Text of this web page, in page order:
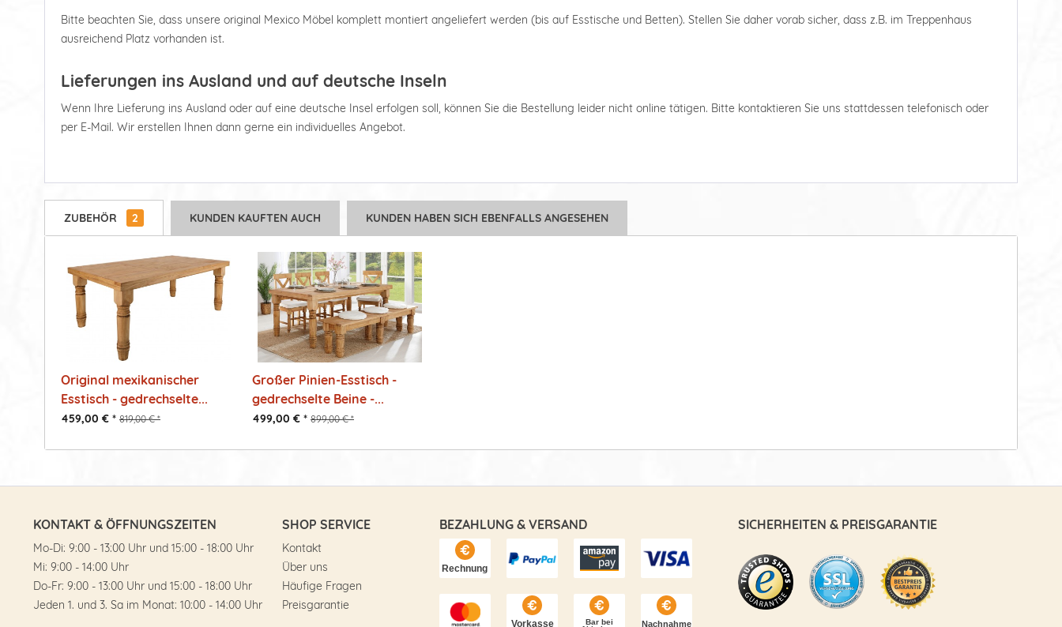
Bitte beachten Sie, dass unsere original Mexico Möbel komplett montiert angeliefert werden (bis auf Esstische und Betten). Stellen Sie daher vorab sicher, dass z.B. im Treppenhaus
ausreichend Platz vorhanden ist.
Lieferungen ins Ausland und auf deutsche Inseln
Wenn Ihre Lieferung ins Ausland oder auf eine deutsche Insel erfolgen soll, können Sie die Bestellung leider nicht online tätigen. Bitte kontaktieren Sie uns stattdessen telefonisch oder
per E-Mail. Wir erstellen Ihnen dann gerne ein individuelles Angebot.
ZUBEHÖR 2 KUNDEN KAUFTEN AUCH KUNDEN HABEN SICH EBENFALLS ANGESEHEN
Original mexikanischer
Esstisch - gedrechselte...
459,00 € * 819,00 € *
Großer Pinien-Esstisch -
gedrechselte Beine -...
499,00 € * 899,00 € *
KONTAKT & ÖFFNUNGSZEITEN
Mo-Di: 9:00 - 13:00 Uhr und 15:00 - 18:00 Uhr
Mi: 9:00 - 14:00 Uhr
Do-Fr: 9:00 - 13:00 Uhr und 15:00 - 18:00 Uhr
Jeden 1. und 3. Sa im Monat: 10:00 - 14:00 Uhr
SHOP SERVICE
Kontakt
Über uns
Häufige Fragen
Preisgarantie
BEZAHLUNG & VERSAND SICHERHEITEN & PREISGARANTIE